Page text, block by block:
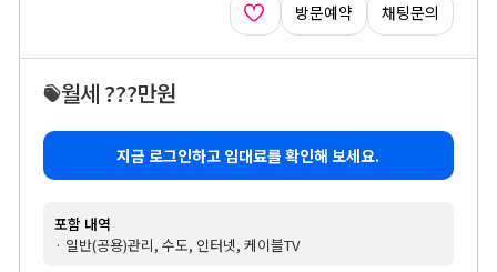
방문예약 채팅문의
월세 ???만원
지금 로그인하고 임대료를 확인해 보세요.
포함 내역
· 일반(공용)관리, 수도, 인터넷, 케이블TV